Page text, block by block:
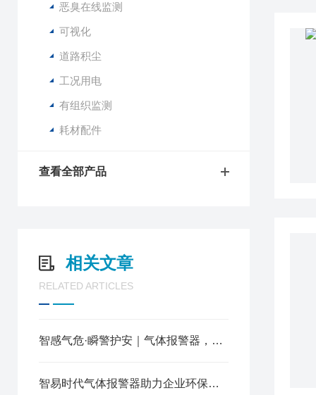
恶臭在线监测
可视化
道路积尘
工况用电
有组织监测
耗材配件
查看全部产品
相关文章
RELATED ARTICLES
智感气危·瞬警护安｜气体报警器，筑牢全域安全防线
智易时代气体报警器助力企业环保监测建设